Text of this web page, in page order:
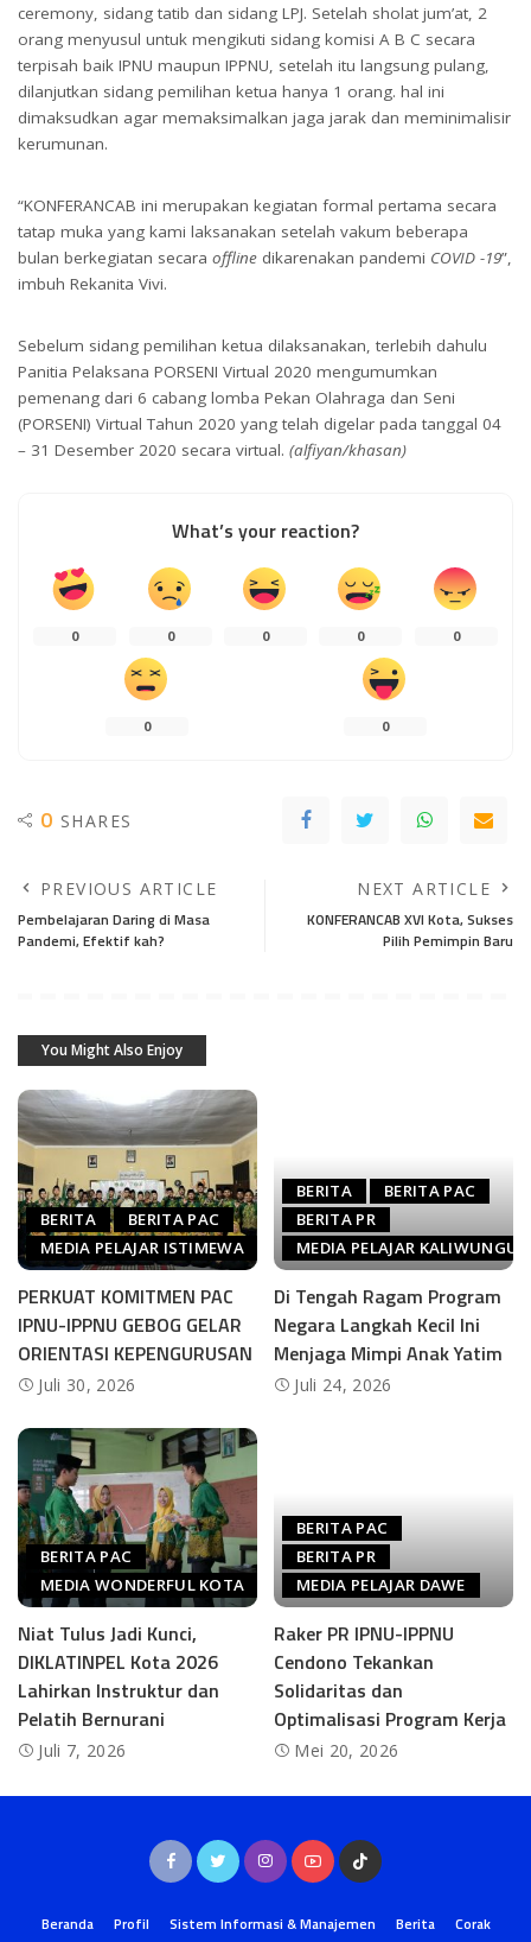
ceremony, sidang tatib dan sidang LPJ. Setelah sholat jum’at, 2
orang menyusul untuk mengikuti sidang komisi A B C secara
terpisah baik IPNU maupun IPPNU, setelah itu langsung pulang,
dilanjutkan sidang pemilihan ketua hanya 1 orang. hal ini
dimaksudkan agar memaksimalkan jaga jarak dan meminimalisir
kerumunan.
“KONFERANCAB ini merupakan kegiatan formal pertama secara
tatap muka yang kami laksanakan setelah vakum beberapa
bulan berkegiatan secara offline dikarenakan pandemi COVID -19”,
imbuh Rekanita Vivi.
Sebelum sidang pemilihan ketua dilaksanakan, terlebih dahulu
Panitia Pelaksana PORSENI Virtual 2020 mengumumkan
pemenang dari 6 cabang lomba Pekan Olahraga dan Seni
(PORSENI) Virtual Tahun 2020 yang telah digelar pada tanggal 04
– 31 Desember 2020 secara virtual. (alfiyan/khasan)
What’s your reaction?
0 0 0 0 0
0 0
0 SHARES
PREVIOUS ARTICLE
Pembelajaran Daring di Masa
Pandemi, Efektif kah?
NEXT ARTICLE
KONFERANCAB XVI Kota, Sukses
Pilih Pemimpin Baru
You Might Also Enjoy
BERITA
BERITA PAC
MEDIA PELAJAR ISTIMEWA
PERKUAT KOMITMEN PAC
IPNU-IPPNU GEBOG GELAR
ORIENTASI KEPENGURUSAN
Juli 30, 2026
BERITA
BERITA PAC
BERITA PR
MEDIA PELAJAR KALIWUNGU
Di Tengah Ragam Program
Negara Langkah Kecil Ini
Menjaga Mimpi Anak Yatim
Juli 24, 2026
BERITA PAC
MEDIA WONDERFUL KOTA
Niat Tulus Jadi Kunci,
DIKLATINPEL Kota 2026
Lahirkan Instruktur dan
Pelatih Bernurani
Juli 7, 2026
BERITA PAC
BERITA PR
MEDIA PELAJAR DAWE
Raker PR IPNU-IPPNU
Cendono Tekankan
Solidaritas dan
Optimalisasi Program Kerja
Mei 20, 2026
Beranda Profil Sistem Informasi & Manajemen Berita
Corak